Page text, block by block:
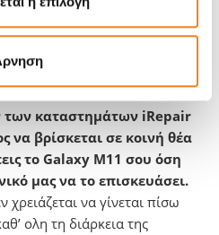
πρόβλημα στην μητρική
Galaxy M11 σας σχεδόν σε
πήγες κάπου αλλού και σου
των καταστημάτων iRepair
να βρίσκεται σε κοινή θέα
το Galaxy M11 σου όση
μας να το επισκευάσει.
χρειάζεται να γίνεται πίσω
ολη τη διάρκεια της